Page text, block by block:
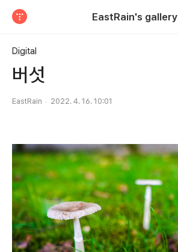
EastRain's gallery
Digital
버섯
EastRain 2022. 4. 16. 10:01